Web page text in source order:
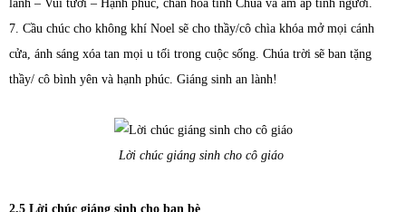
lành – Vui tươi – Hạnh phúc, chan hòa tình Chúa và ấm áp tình người.
7. Cầu chúc cho không khí Noel sẽ cho thầy/cô chìa khóa mở mọi cánh
cửa, ánh sáng xóa tan mọi u tối trong cuộc sống. Chúa trời sẽ ban tặng
thầy/ cô bình yên và hạnh phúc. Giáng sinh an lành!
Lời chúc giáng sinh cho cô giáo
2.5 Lời chúc giáng sinh cho bạn bè